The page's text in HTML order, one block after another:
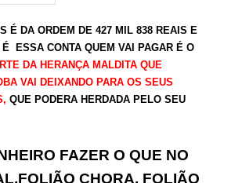
É DA ORDEM DE 427 MIL 838 REAIS E
ESSA CONTA QUEM VAI PAGAR É O
DA HERANÇA MALDITA QUE
VAI DEIXANDO PARA OS SEUS
QUE PODERA HERDADA PELO SEU
FAZER O QUE NO
CHORA, FOLIÃO